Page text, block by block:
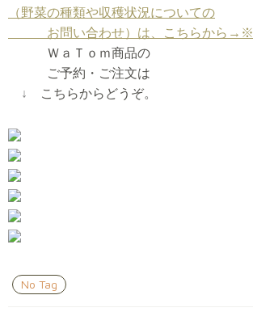
（野菜の種類や収穫状況についての
お問い合わせ）は、こちらから→※
ＷａＴｏｍ商品の
ご予約・ご注文は
↓
こちらからどうぞ。
No Tag